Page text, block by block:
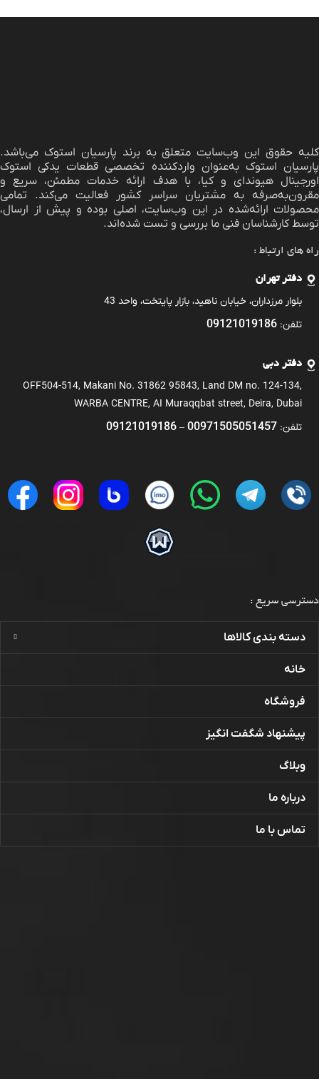
کلیه حقوق این وب‌سایت متعلق به برند پارسیان استوک می‌باشد.
پارسیان استوک به‌عنوان واردکننده تخصصی قطعات یدکی استوک
اورجینال هیوندای و کیا، با هدف ارائه خدمات مطمئن، سریع و
مقرون‌به‌صرفه به مشتریان سراسر کشور فعالیت می‌کند. تمامی
محصولات ارائه‌شده در این وب‌سایت، اصلی بوده و پیش از ارسال،
توسط کارشناسان فنی ما بررسی و تست شده‌اند.
راه های ارتباط :
دفتر تهران
بلوار مرزداران، خیابان ناهید، بازار پایتخت، واحد 43
تلفن: 09121019186
دفتر دبی
OFF504-514, Makani No. 31862 95843, Land DM no. 124-134,
WARBA CENTRE, AI Muraqqbat street, Deira, Dubai
تلفن: 00971505051457
–
09121019186
دسترسی سریع :
دسته بندی کالاها
خانه
فروشگاه
پیشنهاد شگفت انگیز
وبلاگ
درباره ما
تماس با ما